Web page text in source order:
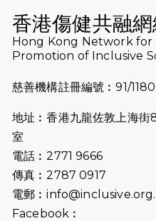
2026-07-10
【猛龍戈
融網絡15
2026-07-09
猛龍長跑
2026-07-02
2026-06-25
（19:00開
香港傷健共融
Hong Kong Network for
Promotion of Inclusive
慈善機構註冊編號︰91/
地址︰香港九龍佐敦上海街
室
電話︰2771 9666
傳真︰2787 0917
電郵︰
Facebook︰